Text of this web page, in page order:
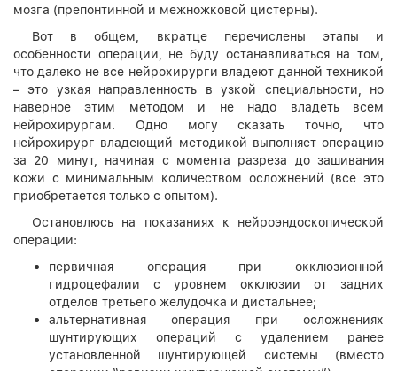
мозга (препонтинной и межножковой цистерны).
Вот в общем, вкратце перечислены этапы и
особенности операции, не буду останавливаться на том,
что далеко не все нейрохирурги владеют данной техникой
– это узкая направленность в узкой специальности, но
наверное этим методом и не надо владеть всем
нейрохирургам. Одно могу сказать точно, что
нейрохирург владеющий методикой выполняет операцию
за 20 минут, начиная с момента разреза до зашивания
кожи с минимальным количеством осложнений (все это
приобретается только с опытом).
Остановлюсь на показаниях к нейроэндоскопической
операции:
первичная операция при окклюзионной
гидроцефалии с уровнем окклюзии от задних
отделов третьего желудочка и дистальнее;
альтернативная операция при осложнениях
шунтирующих операций с удалением ранее
установленной шунтирующей системы (вместо